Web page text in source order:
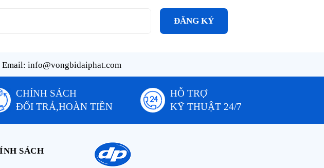
ĐĂNG KÝ
Email: info@vongbidaiphat.com
CHÍNH SÁCH
ĐỔI TRẢ,HOÀN TIỀN
HỖ TRỢ
KỸ THUẬT 24/7
SÁCH